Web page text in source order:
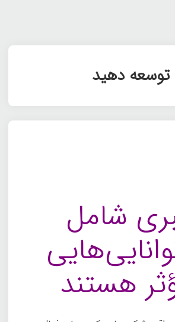
شامل
هستند